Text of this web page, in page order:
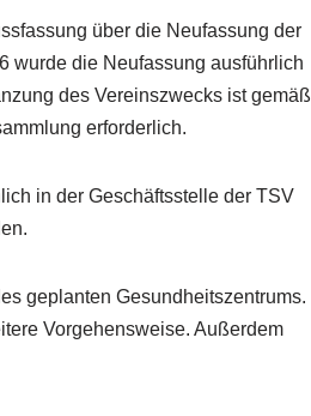
über die Neufassung der
wurde die Neufassung ausführlich
des Vereinszwecks ist gemäß
erforderlich.
in der Geschäftsstelle der TSV
geplanten Gesundheitszentrums.
Vorgehensweise. Außerdem